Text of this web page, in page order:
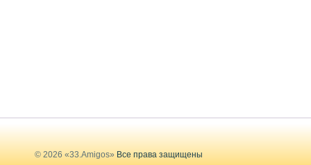
© 2026 «33.Amigos» Все права защищены